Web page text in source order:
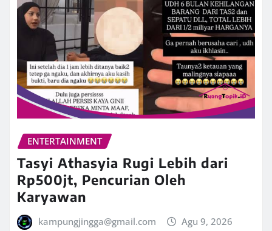
ENTERTAINMENT
Tasyi Athasyia Rugi Lebih dari
Rp500jt, Pencurian Oleh
Karyawan
kampungjingga@gmail.com Agu 9, 2026